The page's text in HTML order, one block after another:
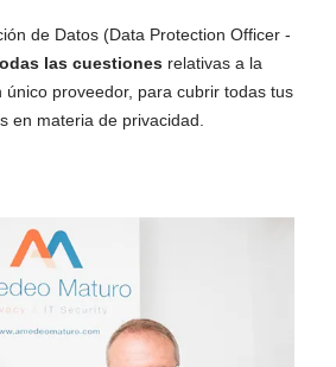
de Datos (Data Protection Officer -
las cuestiones relativas a la
único proveedor, para cubrir todas tus
en materia de privacidad.